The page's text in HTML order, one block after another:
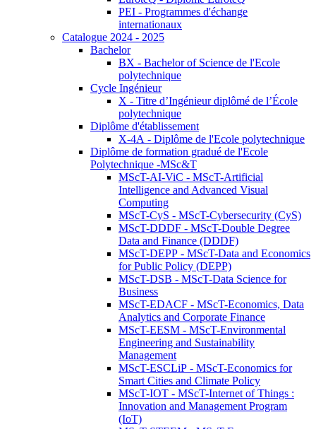
PEI - Programmes d'échange
internationaux
Catalogue 2024 - 2025
Bachelor
BX - Bachelor of Science de l'Ecole
polytechnique
Cycle Ingénieur
X - Titre d’Ingénieur diplômé de l’École
polytechnique
Diplôme d'établissement
X-4A - Diplôme de l'Ecole polytechnique
Diplôme de formation gradué de l'Ecole
Polytechnique -MSc&T
MScT-AI-ViC - MScT-Artificial
Intelligence and Advanced Visual
Computing
MScT-CyS - MScT-Cybersecurity (CyS)
MScT-DDDF - MScT-Double Degree
Data and Finance (DDDF)
MScT-DEPP - MScT-Data and Economics
for Public Policy (DEPP)
MScT-DSB - MScT-Data Science for
Business
MScT-EDACF - MScT-Economics, Data
Analytics and Corporate Finance
MScT-EESM - MScT-Environmental
Engineering and Sustainability
Management
MScT-ESCLiP - MScT-Economics for
Smart Cities and Climate Policy
MScT-IOT - MScT-Internet of Things :
Innovation and Management Program
(IoT)